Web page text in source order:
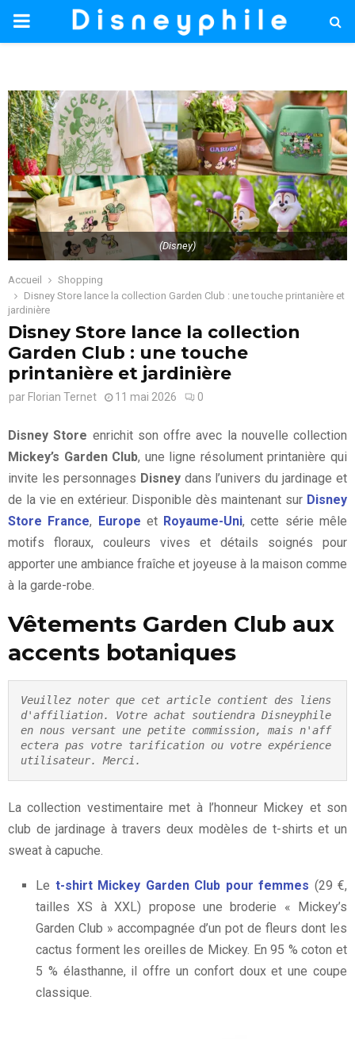
PRIMARY
(Disney)
Accueil
Shopping
Disney Store lance la collection Garden Club : une touche printanière et
jardinière
Disney Store lance la collection
Garden Club : une touche
printanière et jardinière
par Florian Ternet 11 mai 2026 0
Disney Store enrichit son offre avec la nouvelle collection
Mickey’s Garden Club, une ligne résolument printanière qui
invite les personnages Disneydans l’univers du jardinage et
de la vie en extérieur. Disponible dès maintenant sur Disney
Store France, Europe et Royaume-Uni, cette série mêle
motifs floraux, couleurs vives et détails soignés pour
apporter une ambiance fraîche et joyeuse à la maison comme
à la garde-robe.
Vêtements Garden Club aux
accents botaniques
Veuillez noter que cet article contient des liens
d'affiliation. Votre achat soutiendra Disneyphile
en nous versant une petite commission, mais n'aff
ectera pas votre tarification ou votre expérience
utilisateur. Merci.
La collection vestimentaire met à l’honneur Mickey et son
club de jardinage à travers deux modèles de t-shirts et un
sweat à capuche.
Le t-shirt Mickey Garden Club pour femmes (29 €,
tailles XS à XXL) propose une broderie « Mickey’s
Garden Club » accompagnée d’un pot de fleurs dont les
cactus forment les oreilles de Mickey. En 95 % coton et
5 % élasthanne, il offre un confort doux et une coupe
classique.